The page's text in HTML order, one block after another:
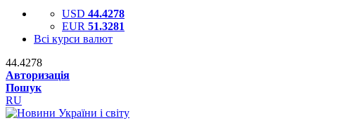
USD 44.4278
EUR 51.3281
Всі курси валют
44.4278
Авторизація
Пошук
RU